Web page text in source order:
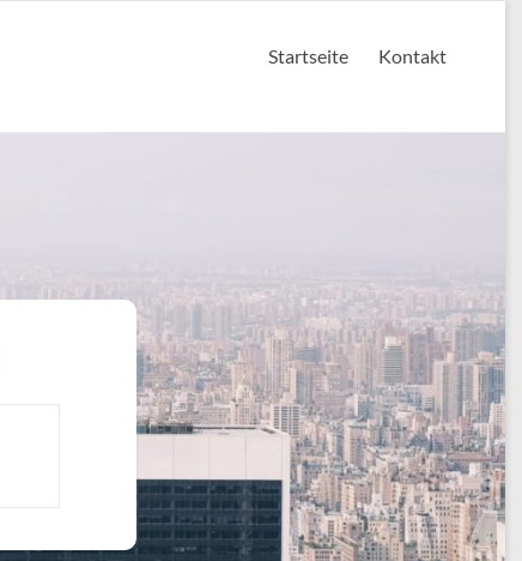
Startseite Kontakt